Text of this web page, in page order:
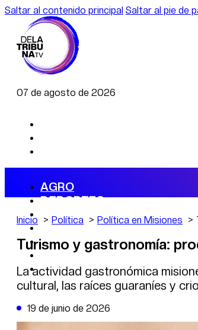
Saltar al contenido principal Saltar al pie de
07 de agosto de 2026
AGRO
DEPORTES
ECONOMÍA
POLÍTICA
CAMBIO CLIMÁTICO
DATA FIRME
DE LA TRIBUNA TV
Inicio Política Política en Misiones
Turismo y gastronomía:
La actividad gastronómica
cultural, las raíces guaraníes y
19 de junio de 2026